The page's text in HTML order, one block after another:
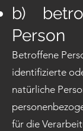
b)
Person
Betroffene
identifizierte
natürliche
für die